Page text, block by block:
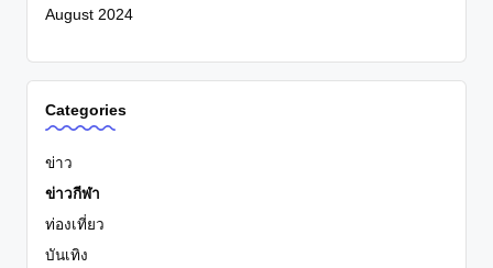
August 2024
Categories
ข่าว
ข่าวกีฬา
ท่องเที่ยว
บันเทิง